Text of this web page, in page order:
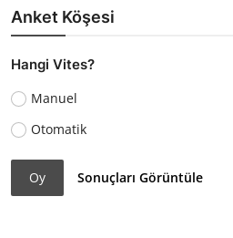
Anket Köşesi
Hangi Vites?
Manuel
Otomatik
Oy Sonuçları Görüntüle